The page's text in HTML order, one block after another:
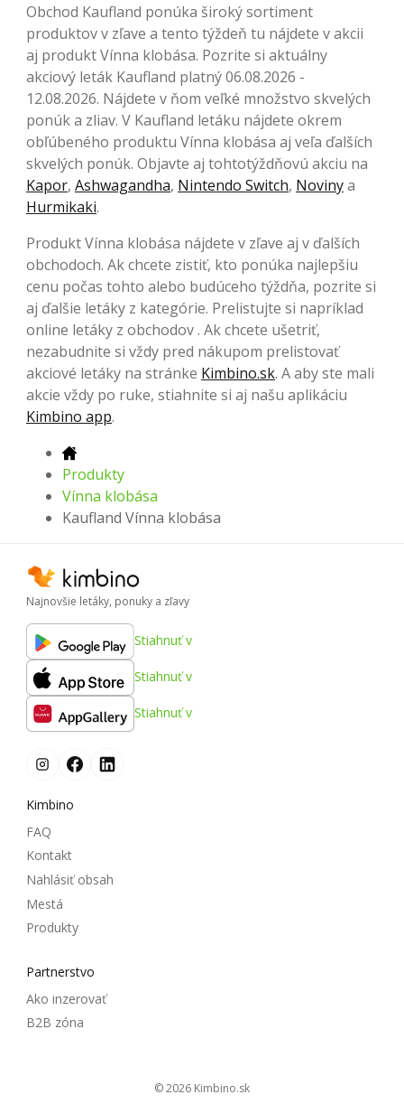
Obchod Kaufland ponúka široký sortiment
produktov v zľave a tento týždeň tu nájdete v akcii
aj produkt Vínna klobása. Pozrite si aktuálny
akciový leták Kaufland platný 06.08.2026 -
12.08.2026. Nájdete v ňom veľké množstvo skvelých
ponúk a zliav. V Kaufland letáku nájdete okrem
obľúbeného produktu Vínna klobása aj veľa ďalších
skvelých ponúk. Objavte aj tohtotýždňovú akciu na
Kapor, Ashwagandha, Nintendo Switch, Novinya
Hurmikaki.
Produkt Vínna klobása nájdete v zľave aj v ďalších
obchodoch. Ak chcete zistiť, kto ponúka najlepšiu
cenu počas tohto alebo budúceho týždňa, pozrite si
aj ďalšie letáky z kategórie. Prelistujte si napríklad
online letáky z obchodov . Ak chcete ušetriť,
nezabudnite si vždy pred nákupom prelistovať
akciové letáky na stránke Kimbino.sk. A aby ste mali
akcie vždy po ruke, stiahnite si aj našu aplikáciu
Kimbino app.
Produkty
Vínna klobása
Kaufland Vínna klobása
Najnovšie letáky, ponuky a zľavy
Stiahnuť v
Stiahnuť v
Stiahnuť v
Kimbino
FAQ
Kontakt
Nahlásiť obsah
Mestá
Produkty
Partnerstvo
Ako inzerovať
B2B zóna
© 2026 kimbino.sk